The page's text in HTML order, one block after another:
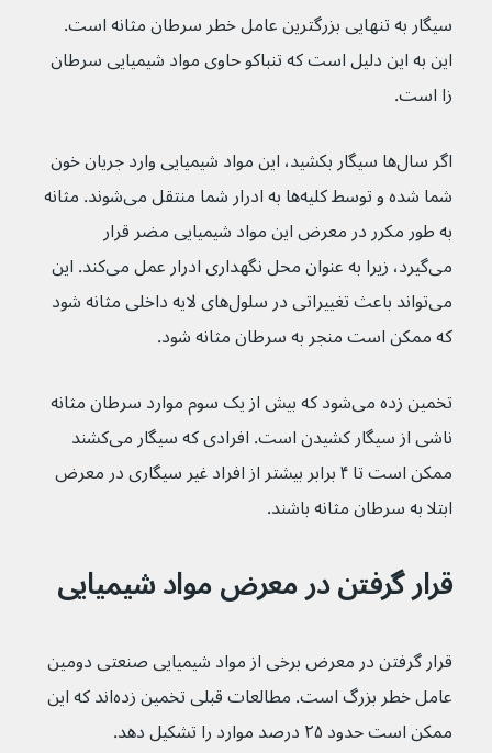
سیگار به تنهایی بزرگترین عامل خطر سرطان مثانه است.
این به این دلیل است که تنباکو حاوی مواد شیمیایی سرطان
زا است.
اگر سال‌ها سیگار بکشید، این مواد شیمیایی وارد جریان خون
شما شده و توسط کلیه‌ها به ادرار شما منتقل می‌شوند. مثانه
به طور مکرر در معرض این مواد شیمیایی مضر قرار
می‌گیرد، زیرا به عنوان محل نگهداری ادرار عمل می‌کند. این
می‌تواند باعث تغییراتی در سلول‌های لایه داخلی مثانه شود
که ممکن است منجر به سرطان مثانه شود.
تخمین زده می‌شود که بیش از یک سوم موارد سرطان مثانه
ناشی از سیگار کشیدن است. افرادی که سیگار می‌کشند
ممکن است تا ۴ برابر بیشتر از افراد غیر سیگاری در معرض
ابتلا به سرطان مثانه باشند.
قرار گرفتن در معرض مواد شیمیایی
قرار گرفتن در معرض برخی از مواد شیمیایی صنعتی دومین
عامل خطر بزرگ است. مطالعات قبلی تخمین زده‌اند که این
ممکن است حدود ۲۵ درصد موارد را تشکیل دهد.